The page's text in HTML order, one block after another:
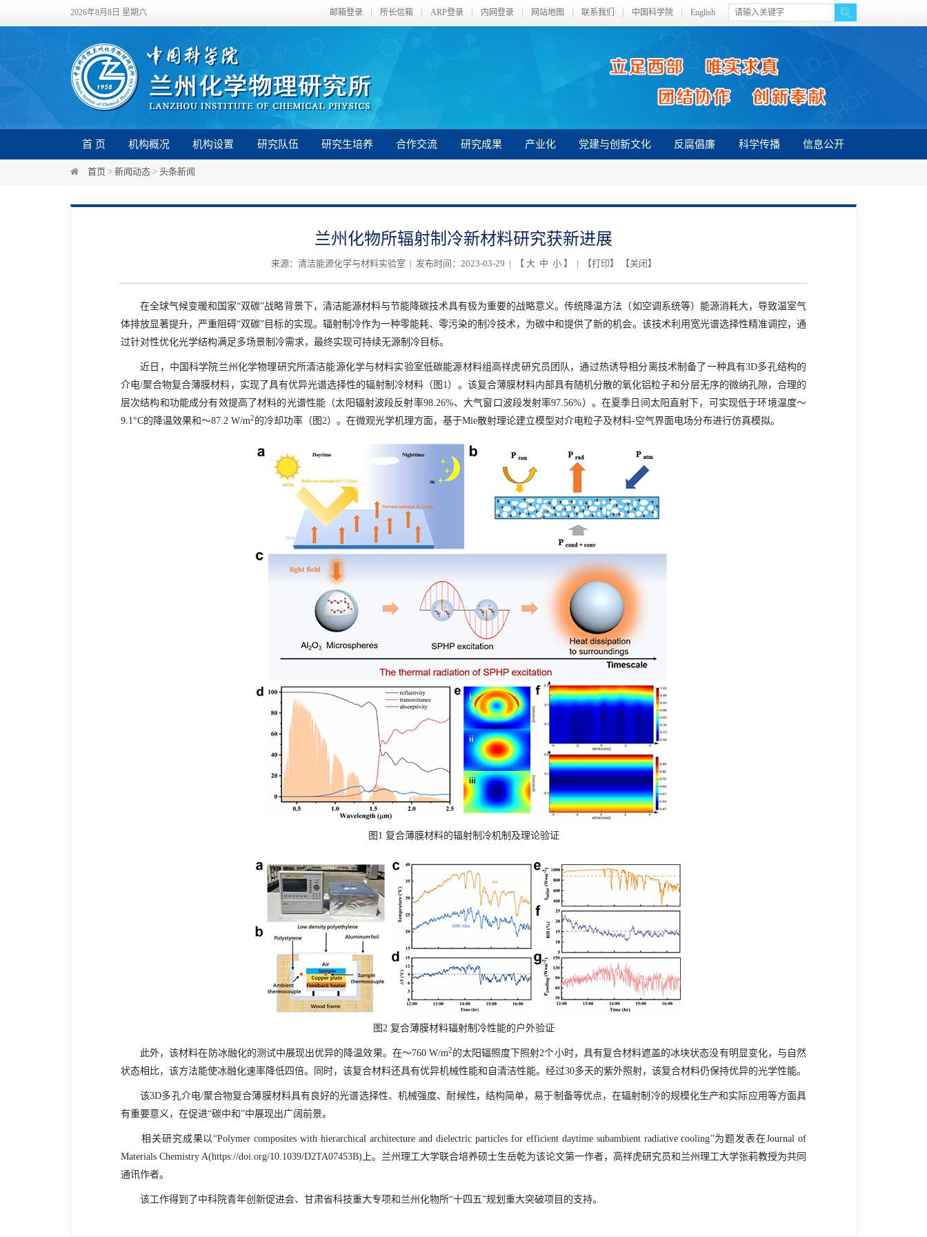
2026年8月8日 星期六 邮箱登录 所长信箱 ARP登录 内网登录 网站地图 联系我们 中国科学院 English
首 页 机构概况 机构设置 研究队伍 研究生培养 合作交流 研究成果 产业化 党建与创新文化 反腐倡廉 科学传播 信息公开
首页 > 新闻动态 > 头条新闻
兰州化物所辐射制冷新材料研究获新进展
来源：清洁能源化学与材料实验室 | 发布时间：2023-03-29 | 【 大 中 小】 | 【打印】 【关闭 】
在全球气候变暖和国家“双碳”战略背景下，清洁能源材料与节能降碳技术具有极为重要的战略意义。传统降温方法（如空调系统等）能源消耗大，导致温室气
体排放显著提升，严重阻碍“双碳”目标的实现。辐射制冷作为一种零能耗、零污染的制冷技术，为碳中和提供了新的机会。该技术利用宽光谱选择性精准调控，通
过针对性优化光学结构满足多场景制冷需求，最终实现可持续无源制冷目标。
近日，中国科学院兰州化学物理研究所清洁能源化学与材料实验室低碳能源材料组高祥虎研究员团队，通过热诱导相分离技术制备了一种具有3D多孔结构的
介电/聚合物复合薄膜材料，实现了具有优异光谱选择性的辐射制冷材料（图 1）。该复合薄膜材料内部具有随机分散的氧化铝粒子和分层无序的微纳孔隙，合理的
层次结构和功能成分有效提高了材料的光谱性能（太阳辐射波段反射率98.26%、大气窗口波段发射率97.56%）。在夏季日间太阳直射下，可实现低于环境温度～
9.1°C的降温效果和～87.2 W/m2的冷却功率（图2）。在微观光学机理方面，基于Mie散射理论建立模型对介电粒子及材料-空气界面电场分布进行仿真模拟。
图 1 复合薄膜材料的辐射制冷机制及理论验证
图2 复合薄膜材料辐射制冷性能的户外验证
此外，该材料在防冰融化的测试中展现出优异的降温效果。在～760 W/m2的太阳辐照度下照射2个小时，具有复合材料遮盖的冰块状态没有明显变化，与自然
状态相比，该方法能使冰融化速率降低四倍。同时，该复合材料还具有优异机械性能和自清洁性能。经过30多天的紫外照射，该复合材料仍保持优异的光学性能。
该3D多孔介电/聚合物复合薄膜材料具有良好的光谱选择性、机械强度、耐候性，结构简单，易于制备等优点，在辐射制冷的规模化生产和实际应用等方面具
有重要意义，在促进“碳中和”中展现出广阔前景。
相关研究成果以“Polymer composites with hierarchical architecture and dielectric particles for efficient daytime subambient radiative cooling”为题发表在Journal of
Materials Chemistry A(https://doi.org/10.1039/D2TA07453B)上。兰州理工大学联合培养硕士生岳乾为该论文第一作者，高祥虎研究员和兰州理工大学张莉教授为共同
通讯作者。
该工作得到了中科院青年创新促进会、甘肃省科技重大专项和兰州化物所“十四五”规划重大突破项目的支持。